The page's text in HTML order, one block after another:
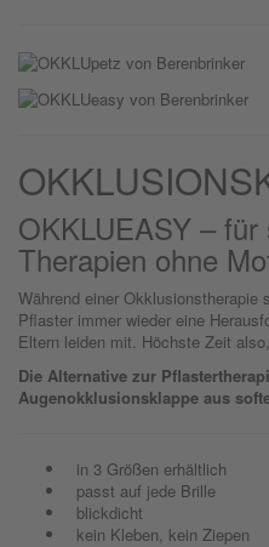
OKKLUEASY –
Therapien ohne
Während einer Okklusionstherapie
Pflaster immer wieder eine
Eltern leiden mit. Höchste Zeit
Die Alternative zur
Augenokklusionsklappe aus
in 3 Größen erhältlich
passt auf jede Brille
blickdicht
kein Kleben, kein Ziepen